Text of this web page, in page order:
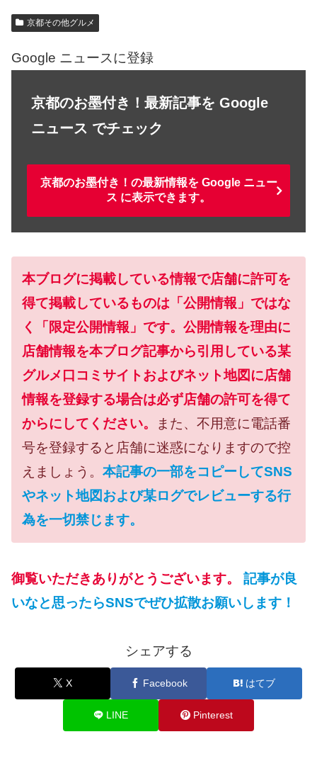
京都その他グルメ
Google ニュースに登録
京都のお墨付き！最新記事を Google
ニュース でチェック
京都のお墨付き！の最新情報を Google ニュー
ス に表示できます。
本ブログに掲載している情報で店舗に許可を
得て掲載しているものは「公開情報」ではな
く「限定公開情報」です。公開情報を理由に
店舗情報を本ブログ記事から引用している某
グルメ口コミサイトおよびネット地図に店舗
情報を登録する場合は必ず店舗の許可を得て
からにしてください。
また、不用意に電話番
号を登録すると店舗に迷惑になりますので控
えましょう。 本記事の一部をコピーしてSNS
やネット地図および某ログでレビューする行
為を一切禁じます。
御覧いただきありがとうございます。
記事が良
いなと思ったらSNSでぜひ拡散お願いします！
シェアする
X Facebook はてブ
LINE Pinterest